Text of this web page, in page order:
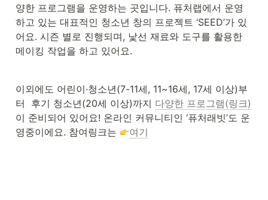
양한 프로그램을 운영하는 곳입니다. 퓨처랩에서 운영
하고 있는 대표적인 청소년 창의 프로젝트 ‘SEED’가 있
어요. 시즌 별로 진행되며, 낯선 재료와 도구를 활용한
메이킹 작업을 하고 있어요.
이외에도 어린이·청소년(7-11세, 11~16세, 17세 이상)부
터  후기 청소년(20세 이상)까지 다양한 프로그램(링크)
이 준비되어 있어요! 온라인 커뮤니티인 ‘퓨처래빗’도 운
영중이에요. 참여링크는
여기